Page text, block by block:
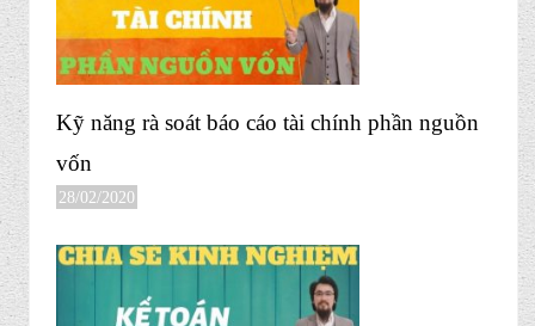
Kỹ năng rà soát báo cáo tài chính phần nguồn
vốn
28/02/2020